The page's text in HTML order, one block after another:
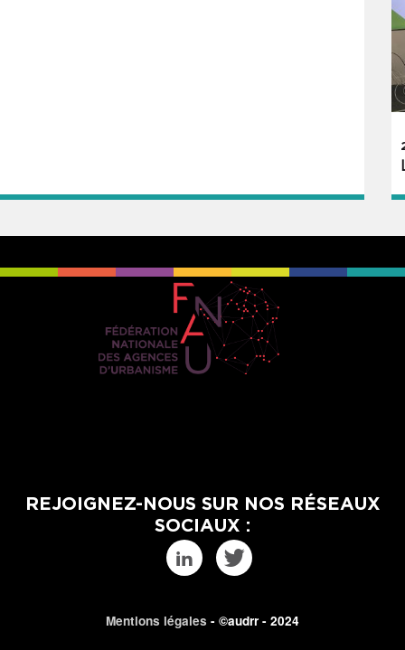
REJOIGNEZ-NOUS SUR NOS RÉSEAUX
SOCIAUX :
Mentions légales - ©audrr - 2024